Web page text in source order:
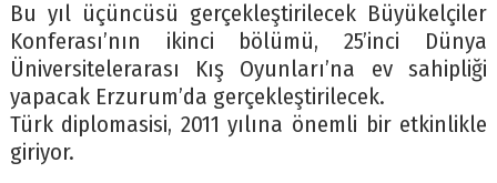
Bu yıl üçüncüsü gerçekleştirilecek Büyükelçiler
Konferası’nın ikinci bölümü, 25’inci Dünya
Üniversitelerarası Kış Oyunları’na ev sahipliği
yapacak Erzurum’da gerçekleştirilecek.
Türk diplomasisi, 2011 yılına önemli bir etkinlikle
giriyor.